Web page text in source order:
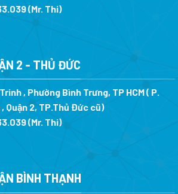
(Mr. Thi)
2 - THỦ ĐỨC
, Phường Bình Trưng, TP HCM ( P.
Quận 2, TP.Thủ Đức cũ)
(Mr. Thi)
BÌNH THẠNH